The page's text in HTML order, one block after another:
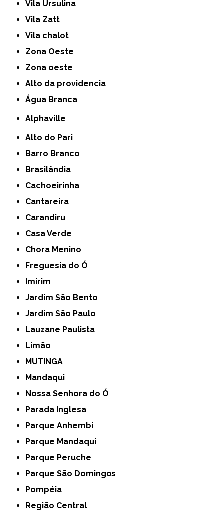
Vila Ursulina
Vila Zatt
Vila chalot
Zona Oeste
Zona oeste
alto da providencia
Água Branca
Alphaville
Alto do Pari
Barro Branco
Brasilândia
Cachoeirinha
Cantareira
Carandiru
Casa Verde
Chora Menino
Freguesia do Ó
Imirim
Jardim São Bento
Jardim São Paulo
Lauzane Paulista
Limão
MUTINGA
Mandaqui
Nossa Senhora do Ó
Parada Inglesa
Parque Anhembi
Parque Mandaqui
Parque Peruche
Parque São Domingos
Pompéia
Região Central